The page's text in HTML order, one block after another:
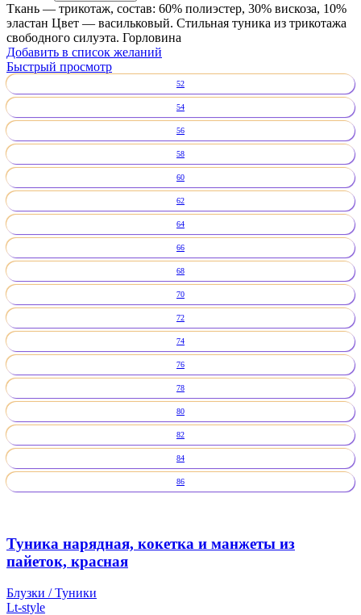
Ткань — трикотаж, состав: 60% полиэстер, 30% вискоза, 10%
эластан Цвет — васильковый. Стильная туника из трикотажа
свободного силуэта. Горловина
Добавить в список желаний
Быстрый просмотр
52
54
56
58
60
62
64
66
68
70
72
74
76
78
80
82
84
86
Туника нарядная, кокетка и манжеты из
пайеток, красная
Блузки / Туники
Lt-style